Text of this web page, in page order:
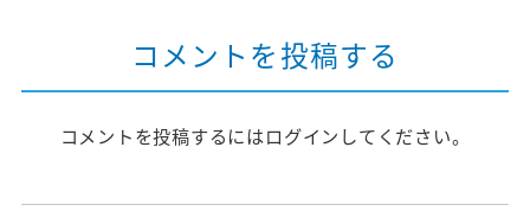
コメントを投稿する
コメントを投稿するにはログイン してください。